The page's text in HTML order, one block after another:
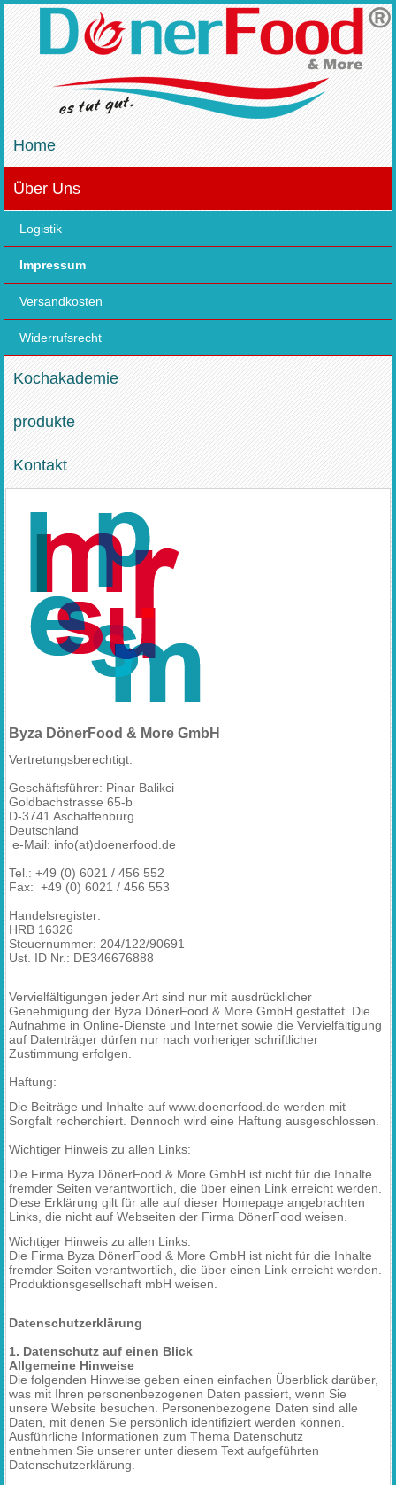
Home
Über Uns
Logistik
Impressum
Versandkosten
Widerrufsrecht
Kochakademie
produkte
Kontakt
Byza DönerFood & More GmbH
Vertretungsberechtigt:
Geschäftsführer: Pinar Balikci
Goldbachstrasse 65-b
D-3741 Aschaffenburg
Deutschland
e-Mail: info(at)doenerfood.de
Tel.: +49 (0) 6021 / 456 552
Fax: +49 (0) 6021 / 456 553
Handelsregister:
HRB 16326
Steuernummer: 204/122/90691
Ust. ID Nr.: DE346676888
Vervielfältigungen jeder Art sind nur mit ausdrücklicher
Genehmigung der Byza DönerFood & More GmbH gestattet. Die
Aufnahme in Online-Dienste und Internet sowie die Vervielfältigung
auf Datenträger dürfen nur nach vorheriger schriftlicher
Zustimmung erfolgen.
Haftung:
Die Beiträge und Inhalte auf www.doenerfood.de werden mit
Sorgfalt recherchiert. Dennoch wird eine Haftung ausgeschlossen.
Wichtiger Hinweis zu allen Links:
Die Firma Byza DönerFood & More GmbH ist nicht für die Inhalte
fremder Seiten verantwortlich, die über einen Link erreicht werden.
Diese Erklärung gilt für alle auf dieser Homepage angebrachten
Links, die nicht auf Webseiten der Firma DönerFood weisen.
Wichtiger Hinweis zu allen Links:
Die Firma Byza DönerFood & More GmbH ist nicht für die Inhalte
fremder Seiten verantwortlich, die über einen Link erreicht werden.
Produktionsgesellschaft mbH weisen.
Datenschutzerklärung
1. Datenschutz auf einen Blick
Allgemeine Hinweise
Die folgenden Hinweise geben einen einfachen Überblick darüber,
was mit Ihren personenbezogenen Daten passiert, wenn Sie
unsere Website besuchen. Personenbezogene Daten sind alle
Daten, mit denen Sie persönlich identifiziert werden können.
Ausführliche Informationen zum Thema Datenschutz
entnehmen Sie unserer unter diesem Text aufgeführten
Datenschutzerklärung.